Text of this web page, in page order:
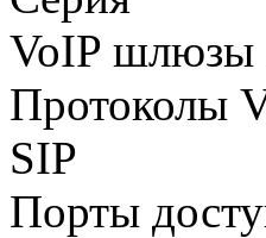
VoIP шлюзы
Протоколы
SIP
Порты